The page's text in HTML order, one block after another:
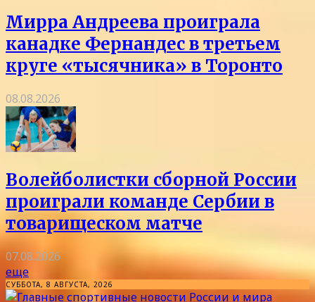
Мирра Андреева проиграла
канадке Фернандес в третьем
круге «тысячника» в Торонто
08.08.2026
Волейболистки сборной России
проиграли команде Сербии в
товарищеском матче
07.08.2026
еще
СУББОТА, 8 АВГУСТА, 2026